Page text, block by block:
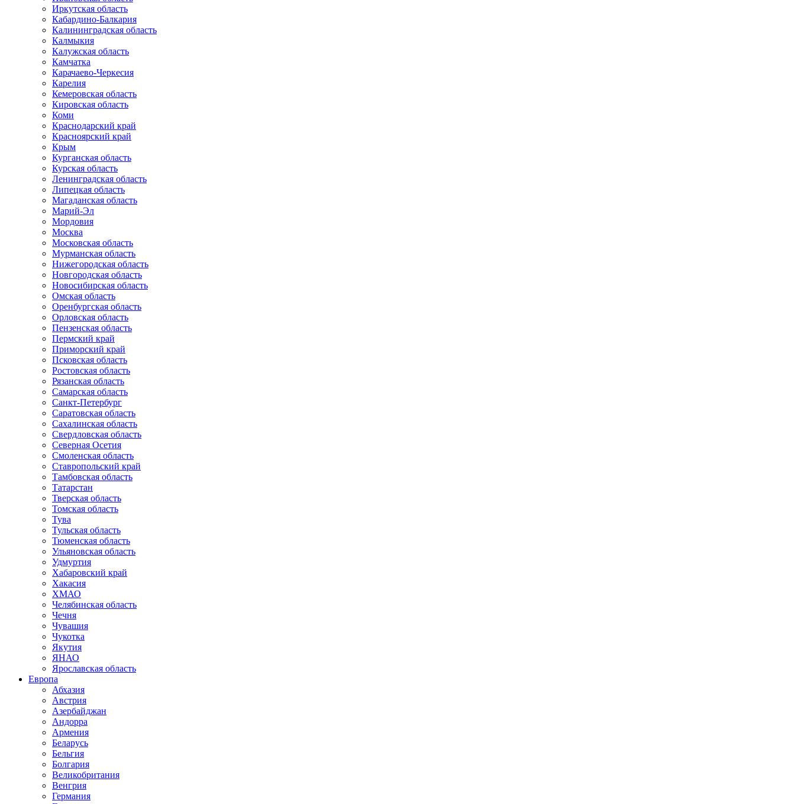
Иркутская область
Кабардино-Балкария
Калининградская область
Калмыкия
Калужская область
Камчатка
Карачаево-Черкесия
Карелия
Кемеровская область
Кировская область
Коми
Краснодарский край
Красноярский край
Крым
Курганская область
Курская область
Ленинградская область
Липецкая область
Магаданская область
Марий-Эл
Мордовия
Москва
Московская область
Мурманская область
Нижегородская область
Новгородская область
Новосибирская область
Омская область
Оренбургская область
Орловская область
Пензенская область
Пермский край
Приморский край
Псковская область
Ростовская область
Рязанская область
Самарская область
Санкт-Петербург
Саратовская область
Сахалинская область
Свердловская область
Северная Осетия
Смоленская область
Ставропольский край
Тамбовская область
Татарстан
Тверская область
Томская область
Тува
Тульская область
Тюменская область
Ульяновская область
Удмуртия
Хабаровский край
Хакасия
ХМАО
Челябинская область
Чечня
Чувашия
Чукотка
Якутия
ЯНАО
Ярославская область
Европа
Абхазия
Австрия
Азербайджан
Андорра
Армения
Беларусь
Бельгия
Болгария
Великобритания
Венгрия
Германия